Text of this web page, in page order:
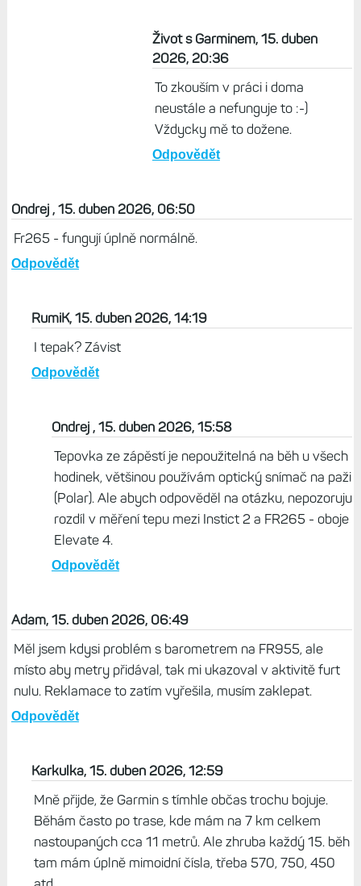
Život s Garminem, 15. duben
2026, 20:36
To zkouším v práci i doma
neustále a nefunguje to :-)
Vždycky mě to dožene.
Odpovědět
Ondrej , 15. duben 2026, 06:50
Fr265 - fungují úplně normálně.
Odpovědět
RumiK, 15. duben 2026, 14:19
I tepak? Závist
Odpovědět
Ondrej , 15. duben 2026, 15:58
Tepovka ze zápěstí je nepoužitelná na běh u všech
hodinek, většinou používám optický snímač na paži
(Polar). Ale abych odpověděl na otázku, nepozoruju
rozdíl v měření tepu mezi Instict 2 a FR265 - oboje
Elevate 4.
Odpovědět
Adam, 15. duben 2026, 06:49
Měl jsem kdysi problém s barometrem na FR955, ale
místo aby metry přidával, tak mi ukazoval v aktivitě furt
nulu. Reklamace to zatím vyřešila, musím zaklepat.
Odpovědět
Karkulka, 15. duben 2026, 12:59
Mně přijde, že Garmin s tímhle občas trochu bojuje.
Běhám často po trase, kde mám na 7 km celkem
nastoupaných cca 11 metrů. Ale zhruba každý 15. běh
tam mám úplně mimoidní čísla, třeba 570, 750, 450